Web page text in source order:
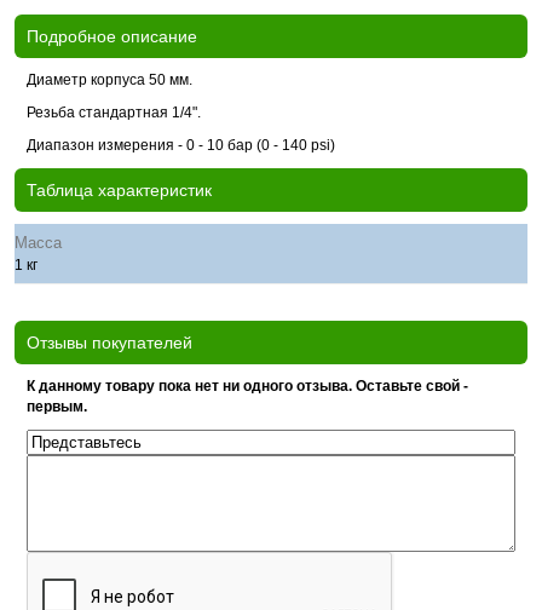
Подробное описание
Диаметр корпуса 50 мм.
Резьба стандартная 1/4".
Диапазон измерения - 0 - 10 бар (0 - 140 psi)
Таблица характеристик
Масса
1 кг
Отзывы покупателей
К данному товару пока нет ни одного отзыва. Оставьте свой -
первым.